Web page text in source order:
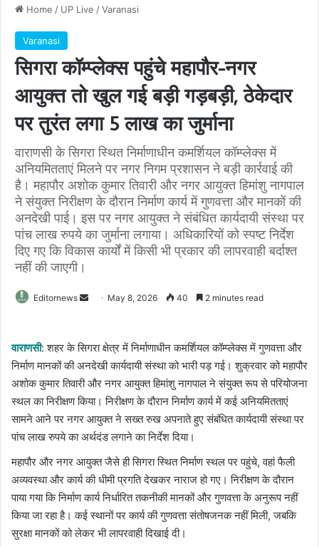
Home / UP Live /Varanasi
Varanasi
सिगरा कॉम्प्लेक्स पहुंचे महापौर-नगर
आयुक्त तो खुल गई बड़ी गड़बड़ी, ठेकेदार
पर तुरंत लगा 5 लाख का जुर्माना
वाराणसी के सिगरा स्थित निर्माणाधीन कमर्शियल कॉम्प्लेक्स में
अनियमितताएं मिलने पर नगर निगम प्रशासन ने बड़ी कार्रवाई की
है। महापौर अशोक कुमार तिवारी और नगर आयुक्त हिमांशु नागपाल
ने संयुक्त निरीक्षण के दौरान निर्माण कार्य में गुणवत्ता और मानकों की
अनदेखी पाई। इस पर नगर आयुक्त ने संबंधित कार्यदायी संस्था पर
पांच लाख रुपये का जुर्माना लगाया। अधिकारियों को स्पष्ट निर्देश
दिए गए कि विकास कार्यों में किसी भी प्रकार की लापरवाही बर्दाश्त
नहीं की जाएगी।
Editornews
Send May 8, 2026 40 2 minutes read
वाराणसी: शहर के सिगरा क्षेत्र में निर्माणाधीन कमर्शियल कॉम्प्लेक्स में गुणवत्ता और
निर्माण मानकों की अनदेखी कार्यदायी संस्था को भारी पड़ गई। शुक्रवार को महापौर
अशोक कुमार तिवारी और नगर आयुक्त हिमांशु नागपाल ने संयुक्त रूप से परियोजना
स्थल का निरीक्षण किया। निरीक्षण के दौरान निर्माण कार्य में कई अनियमितताएं
सामने आने पर नगर आयुक्त ने सख्त रुख अपनाते हुए संबंधित कार्यदायी संस्था पर
पांच लाख रुपये का अर्थदंड लगाने का निर्देश दिया।
महापौर और नगर आयुक्त जैसे ही सिगरा स्थित निर्माण स्थल पर पहुंचे, वहां फैली
अव्यवस्था और कार्य की धीमी प्रगति देखकर नाराज हो गए। निरीक्षण के दौरान
पाया गया कि निर्माण कार्य निर्धारित तकनीकी मानकों और गुणवत्ता के अनुरूप नहीं
किया जा रहा है। कई स्थानों पर कार्य की गुणवत्ता संतोषजनक नहीं मिली, जबकि
सुरक्षा मानकों को लेकर भी लापरवाही दिखाई दी।